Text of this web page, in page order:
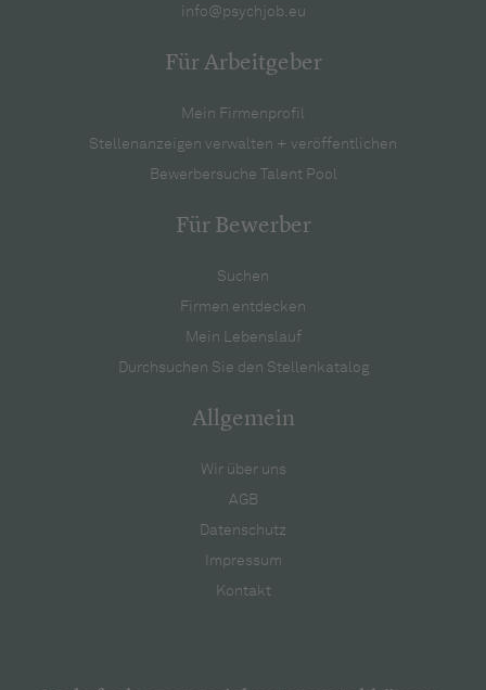
info@psychjob.eu
Für Arbeitgeber
Mein Firmenprofil
Stellenanzeigen verwalten + veröffentlichen
Bewerbersuche Talent Pool
Für Bewerber
Suchen
Firmen entdecken
Mein Lebenslauf
Durchsuchen Sie den Stellenkatalog
Allgemein
Wir über uns
AGB
Datenschutz
Impressum
Kontakt